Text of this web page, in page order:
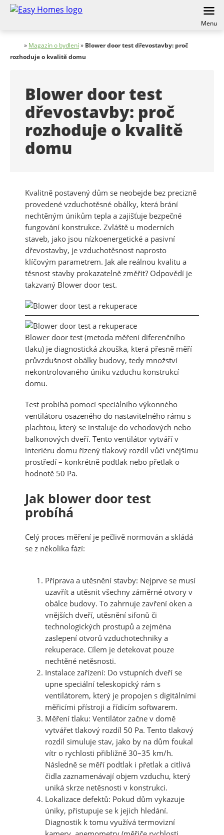
Menu
» Magazín o bydlení» Blower door test dřevostavby: proč
rozhoduje o kvalitě domu
Blower door test
dřevostavby: proč
rozhoduje o kvalitě
domu
Kvalitně postavený dům se neobejde bez precizně
provedené vzduchotěsné obálky, která brání
nechtěným únikům tepla a zajišťuje bezpečné
fungování konstrukce. Zvláště u moderních
staveb, jako jsou nízkoenergetické a pasivní
dřevostavby, je vzduchotěsnost naprosto
klíčovým parametrem. Jak ale reálnou kvalitu a
těsnost stavby prokazatelně změřit? Odpovědí je
takzvaný Blower door test.
Blower door test (metoda měření diferenčního
tlaku) je diagnostická zkouška, která přesně měří
průvzdušnost obálky budovy, tedy množství
nekontrolovaného úniku vzduchu konstrukcí
domu.
Test probíhá pomocí speciálního výkonného
ventilátoru osazeného do nastavitelného rámu s
plachtou, který se instaluje do vchodových nebo
balkonových dveří. Tento ventilátor vytváří v
interiéru domu řízený tlakový rozdíl vůči vnějšímu
prostředí – konkrétně podtlak nebo přetlak o
hodnotě 50 Pa.
Jak blower door test
probíhá
Celý proces měření je pečlivě normován a skládá
se z několika fází:
Příprava a utěsnění stavby: Nejprve se musí
uzavřít a utěsnit všechny záměrné otvory v
obálce budovy. To zahrnuje zavření oken a
vnějších dveří, utěsnění sifonů či
technologických prostupů a zejména
zaslepení otvorů vzduchotechniky a
rekuperace. Cílem je detekovat pouze
nechtěné netěsnosti.
Instalace zařízení: Do vstupních dveří se
upne speciální teleskopický rám s
ventilátorem, který je propojen s digitálními
měřicími přístroji a řídicím softwarem.
Měření tlaku: Ventilátor začne v domě
vytvářet tlakový rozdíl 50 Pa. Tento tlakový
rozdíl simuluje stav, jako by na dům foukal
vítr o rychlosti přibližně 30–35 km/h.
Následně se měří podtlak i přetlak a citlivá
čidla zaznamenávají objem vzduchu, který
uniká skrze netěsnosti v konstrukci.
Lokalizace defektů: Pokud dům vykazuje
úniky, přistupuje se k jejich hledání.
Diagnostik k tomu využívá termovizní